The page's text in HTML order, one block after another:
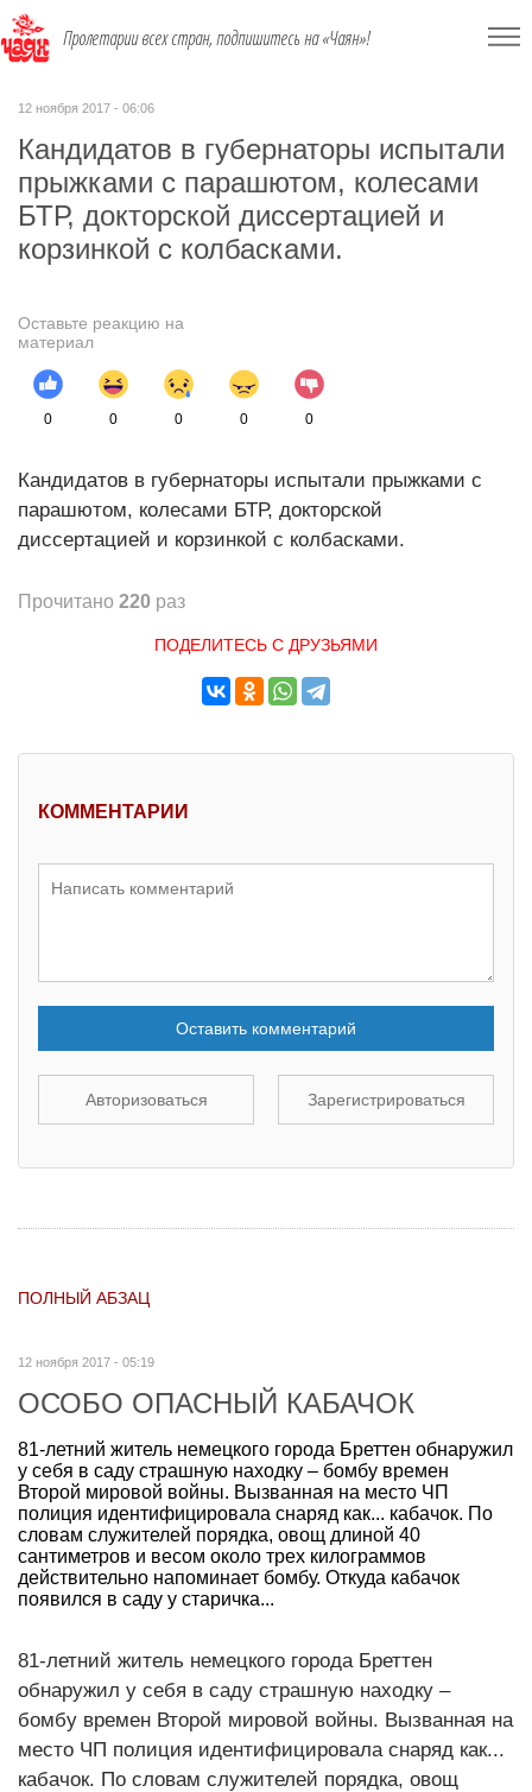
Пролетарии всех стран, подпишитесь на «Чаян»!
12 ноября 2017 - 06:06
Кандидатов в губернаторы испытали
прыжками с парашютом, колесами
БТР, докторской диссертацией и
корзинкой с колбасками.
Оставьте реакцию на
материал
0 0 0 0 0
Кандидатов в губернаторы испытали прыжками с
парашютом, колесами БТР, докторской
диссертацией и корзинкой с колбасками.
Прочитано 220 раз
ПОДЕЛИТЕСЬ С ДРУЗЬЯМИ
КОММЕНТАРИИ
Оставить комментарий
Авторизоваться Зарегистрироваться
ПОЛНЫЙ АБЗАЦ
12 ноября 2017 - 05:19
ОСОБО ОПАСНЫЙ КАБАЧОК
81-летний житель немецкого города Бреттен обнаружил
у себя в саду страшную находку – бомбу времен
Второй мировой войны. Вызванная на место ЧП
полиция идентифицировала снаряд как... кабачок. По
словам служителей порядка, овощ длиной 40
сантиметров и весом около трех килограммов
действительно напоминает бомбу. Откуда кабачок
появился в саду у старичка...
81-летний житель немецкого города Бреттен
обнаружил у себя в саду страшную находку –
бомбу времен Второй мировой войны. Вызванная на
место ЧП полиция идентифицировала снаряд как...
кабачок. По словам служителей порядка, овощ